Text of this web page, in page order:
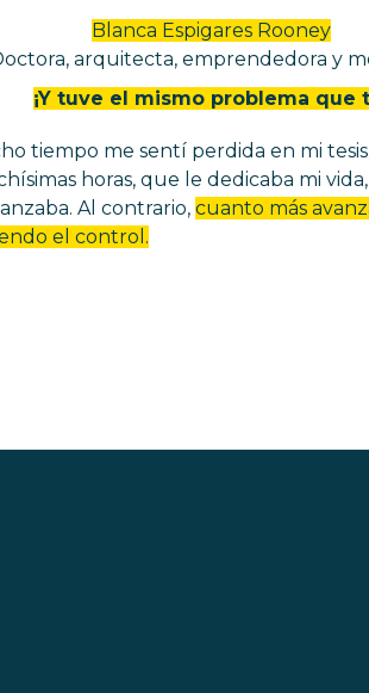
Blanca Espigares Rooney
arquitecta, emprendedora y
¡Y tuve el mismo problema que
tiempo me sentí perdida en mi
horas, que le dedicaba mi
Al contrario, cuanto más
el control.